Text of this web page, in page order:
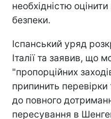
необхідністю
безпеки.
Іспанський уряд
Італії та заявив, що
"пропорційних
припинить
до повного
пересування в